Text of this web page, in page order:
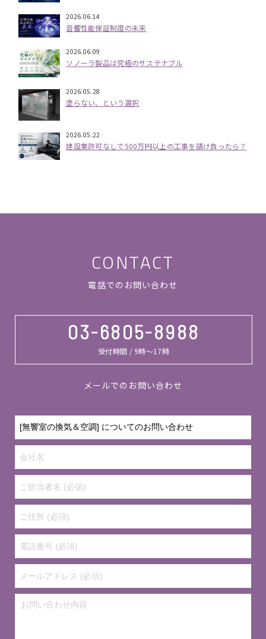
2026.06.14
音響性能保証制度の未来
2026.06.09
ソノーラ製品は究極のサステナブル
2026.05.28
塗らない、という選択
2026.05.22
建設業許可なしで500万円以上の工事を請け負ったら？
CONTACT
電話でのお問い合わせ
03-6805-8988
受付時間 / 9時～17時
メールでのお問い合わせ